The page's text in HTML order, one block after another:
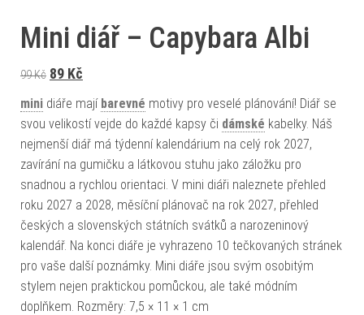
Mini diář – Capybara Albi
99Kč Původní cena byla: 99 Kč.
89 Kč
mini diáře mají barevné motivy pro veselé plánování! Diář se
svou velikostí vejde do každé kapsy či dámské kabelky. Náš
nejmenší diář má týdenní kalendárium na celý rok 2027,
zavírání na gumičku a látkovou stuhu jako záložku pro
snadnou a rychlou orientaci. V mini diáři naleznete přehled
roku 2027 a 2028, měsíční plánovač na rok 2027, přehled
českých a slovenských státních svátků a narozeninový
kalendář. Na konci diáře je vyhrazeno 10 tečkovaných stránek
pro vaše další poznámky. Mini diáře jsou svým osobitým
stylem nejen praktickou pomůckou, ale také módním
doplňkem. Rozměry: 7,5 × 11 × 1 cm